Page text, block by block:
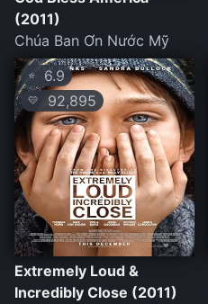
(2011)
Chúa Ban Ơn Nước Mỹ
⭐ 6.9
💛 92,895
Extremely Loud &
Incredibly Close (2011)